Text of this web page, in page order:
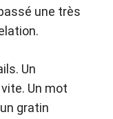
une très
Un
Un mot
gratin